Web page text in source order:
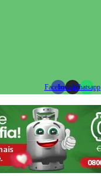
FacebookInstagramWhatsapp